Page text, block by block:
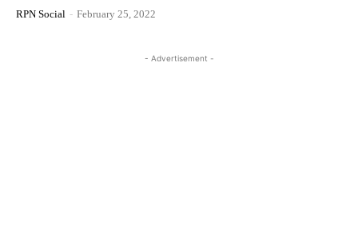
RPN Social - February 25, 2022
- Advertisement -